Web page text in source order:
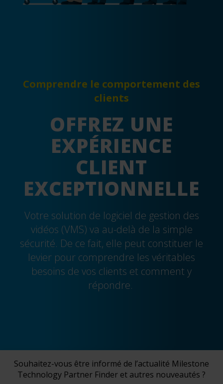
Comprendre le comportement des
clients
OFFREZ UNE
EXPÉRIENCE
CLIENT
EXCEPTIONNELLE
Votre solution de logiciel de gestion des
vidéos (VMS) va au-delà de la simple
sécurité. De ce fait, elle peut constituer le
levier pour comprendre les véritables
besoins de vos clients et comment y
répondre.
Souhaitez-vous être informé de l’actualité Milestone
Technology Partner Finder et autres nouveautés ?